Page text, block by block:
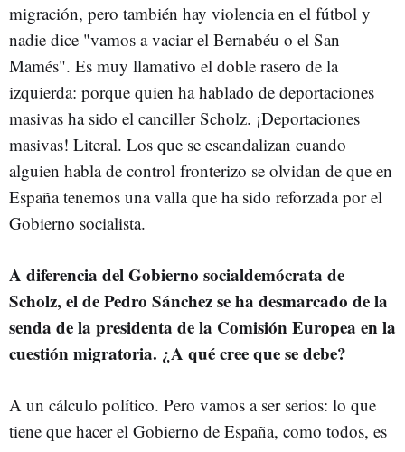
migración, pero también hay violencia en el fútbol y
nadie dice "vamos a vaciar el Bernabéu o el San
Mamés". Es muy llamativo el doble rasero de la
izquierda: porque quien ha hablado de deportaciones
masivas ha sido el canciller Scholz. ¡Deportaciones
masivas! Literal. Los que se escandalizan cuando
alguien habla de control fronterizo se olvidan de que en
España tenemos una valla que ha sido reforzada por el
Gobierno socialista.
A diferencia del Gobierno socialdemócrata de
Scholz, el de Pedro Sánchez se ha desmarcado de la
senda de la presidenta de la Comisión Europea en la
cuestión migratoria. ¿A qué cree que se debe?
A un cálculo político. Pero vamos a ser serios: lo que
tiene que hacer el Gobierno de España, como todos, es